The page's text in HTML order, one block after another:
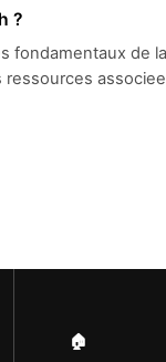
?
fondamentaux de
🏠︎